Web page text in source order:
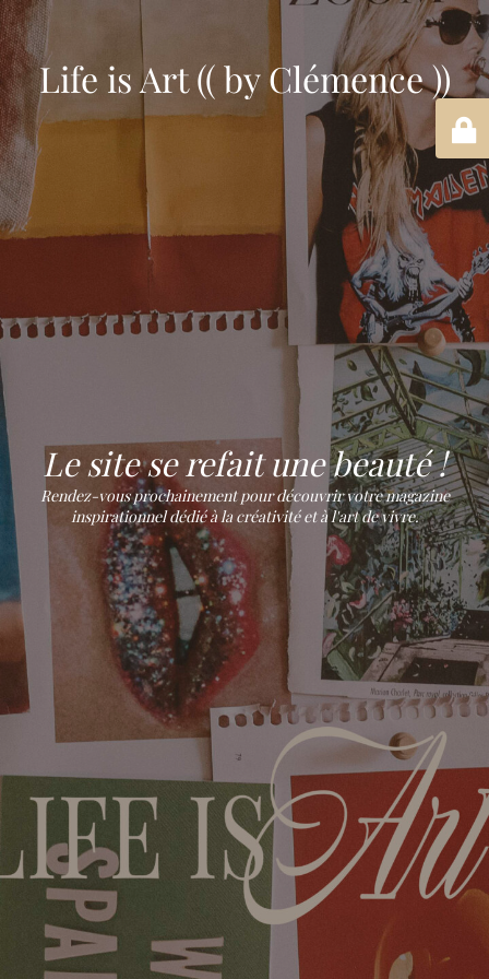
Life is Art (( by Clémence ))
Le site se refait une beauté !
Rendez-vous prochainement pour découvrir votre magazine
inspirationnel dédié à la créativité et à l'art de vivre.